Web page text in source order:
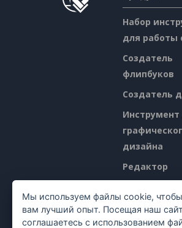
Набор
для работы
Создатель
флипбуков
Создатель
Инструмент
дизайна
Редактор
документов
Создатель
Мы используем файлы cookie,
вам лучший опыт. Посещая наш
соглашаетесь с использованием